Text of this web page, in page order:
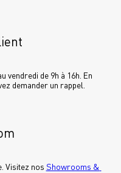
vendredi de 9h à 16h. En
demander un rappel.
Visitez nos Showrooms &